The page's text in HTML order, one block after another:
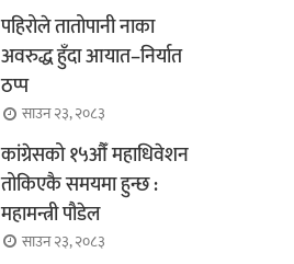
पहिरोले तातोपानी नाका
अवरुद्ध हुँदा आयात–निर्यात
ठप्प
साउन २३, २०८३
कांग्रेसको १५औँ महाधिवेशन
तोकिएकै समयमा हुन्छ :
महामन्त्री पौडेल
साउन २३, २०८३